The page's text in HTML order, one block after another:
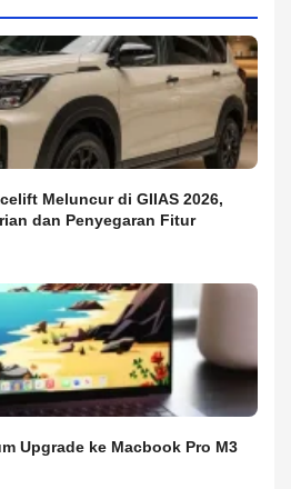
Meluncur di GIIAS 2026,
dan Penyegaran Fitur
Upgrade ke Macbook Pro M3